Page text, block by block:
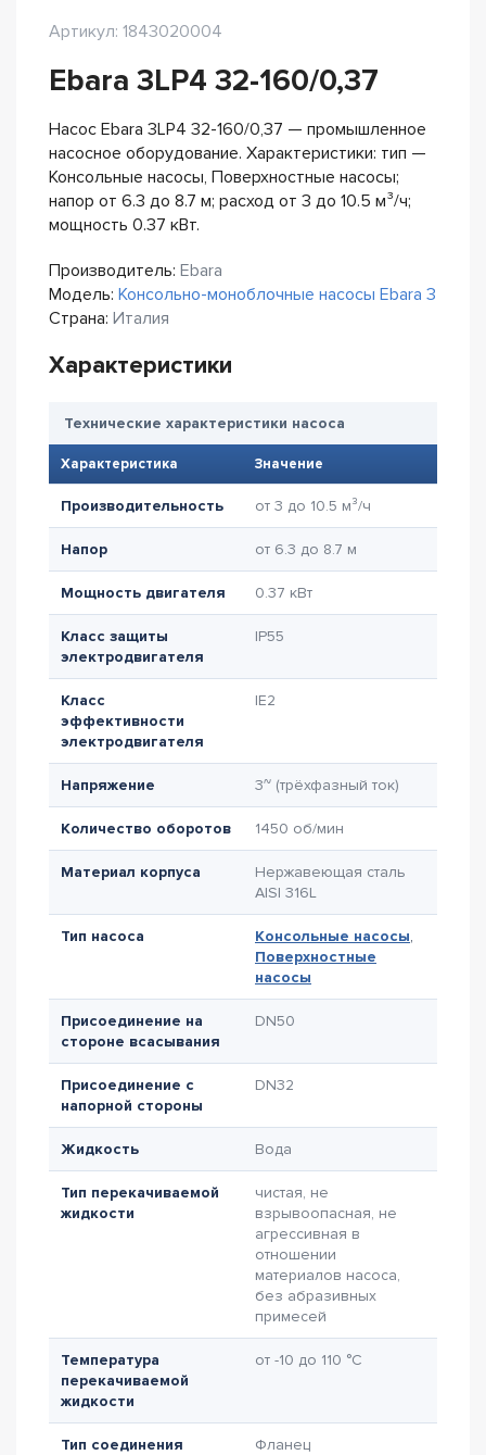
Артикул: 1843020004
Ebara 3LP4 32-160/0,37
Насос Ebara 3LP4 32-160/0,37 — промышленное
насосное оборудование. Характеристики: тип —
Консольные насосы, Поверхностные насосы;
напор от 6.3 до 8.7 м; расход от 3 до 10.5 м³/ч;
мощность 0.37 кВт.
Производитель: Ebara
Модель: Консольно-моноблочные насосы Ebara 3
Страна: Италия
Характеристики
Технические характеристики насоса
Характеристика Значение
Производительность от 3 до 10.5 м³/ч
Напор от 6.3 до 8.7 м
Мощность двигателя 0.37 кВт
Класс защиты
электродвигателя
IP55
Класс
эффективности
электродвигателя
IE2
Напряжение 3~ (трёхфазный ток)
Количество оборотов 1450 об/мин
Материал корпуса
Нержавеющая сталь
AISI 316L
Тип насоса Консольные насосы,
Поверхностные
насосы
Присоединение на
стороне всасывания
DN50
Присоединение с
напорной стороны
DN32
Жидкость Вода
Тип перекачиваемой
жидкости
чистая, не
взрывоопасная, не
агрессивная в
отношении
материалов насоса,
без абразивных
примесей
Температура
перекачиваемой
жидкости
от -10 до 110 °C
Тип соединения Фланец